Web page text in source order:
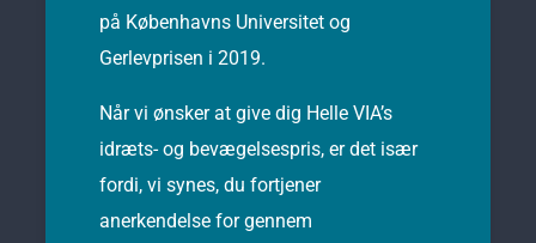
på Københavns Universitet og
Gerlevprisen i 2019.
Når vi ønsker at give dig Helle VIA’s
idræts- og bevægelsespris, er det især
fordi, vi synes, du fortjener
anerkendelse for gennem